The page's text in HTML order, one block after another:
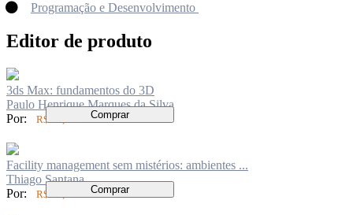
Programação e Desenvolvimento
Editor de produto
3ds Max: fundamentos do 3D
Paulo Henrique Marques da Silva
Por:
R$ 70,00 Comprar
Facility management sem mistérios: ambientes ...
Thiago Santana
Por:
R$ 50,00 Comprar